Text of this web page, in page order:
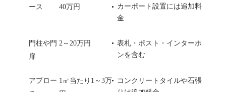
ース
40万円
カーポート設置には追加料
金
門柱や門
扉
2～20万円
表札・ポスト・インターホ
ンを含む
アプロー 1㎡当たり1～3万
コンクリートタイルや石張